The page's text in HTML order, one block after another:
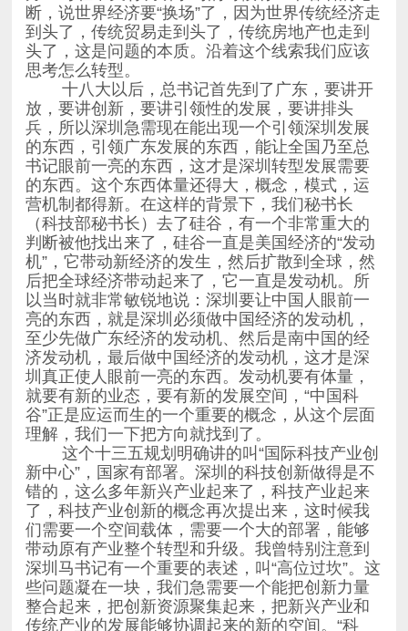
思考怎么转型。
理解，我们一下把方向就找到了。